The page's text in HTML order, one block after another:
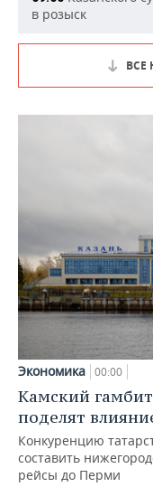
в розыск
ВСЕ
Экономика 00:00
Камский
поделят
Конкуренцию
составить
рейсы до Перми